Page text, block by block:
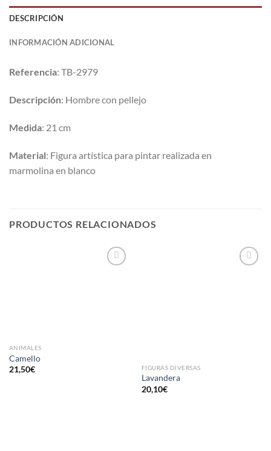
DESCRIPCIÓN
INFORMACIÓN ADICIONAL
Referencia: TB-2979
Descripción: Hombre con pellejo
Medida: 21 cm
Material: Figura artística para pintar realizada en
marmolina en blanco
PRODUCTOS RELACIONADOS
ANIMALES
Camello
21,50€ FIGURAS DIVERSAS
Lavandera
20,10€